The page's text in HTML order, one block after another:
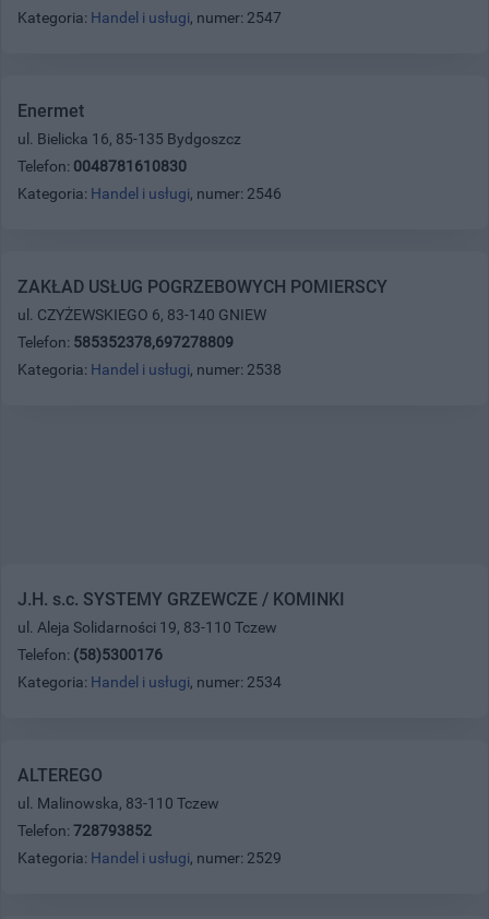
Kategoria: Handel i usługi, numer: 2547
Enermet
ul. Bielicka 16, 85-135 Bydgoszcz
Telefon: 0048781610830
Kategoria: Handel i usługi, numer: 2546
ZAKŁAD USŁUG POGRZEBOWYCH POMIERSCY
ul. CZYŻEWSKIEGO 6, 83-140 GNIEW
Telefon: 585352378,697278809
Kategoria: Handel i usługi, numer: 2538
J.H. s.c. SYSTEMY GRZEWCZE / KOMINKI
ul. Aleja Solidarności 19, 83-110 Tczew
Telefon: (58)5300176
Kategoria: Handel i usługi, numer: 2534
ALTEREGO
ul. Malinowska, 83-110 Tczew
Telefon: 728793852
Kategoria: Handel i usługi, numer: 2529